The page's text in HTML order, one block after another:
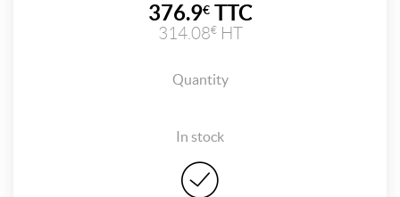
376.9€TTC
314.08€HT
Quantity
In stock